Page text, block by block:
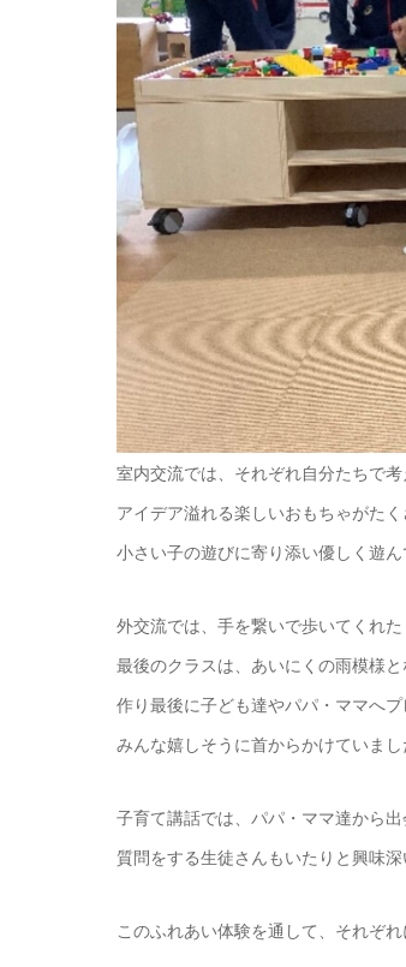
室内交流では、それぞれ自分たちで
アイデア溢れる楽しいおもちゃがたく
小さい子の遊びに寄り添い優しく遊ん
外交流では、手を繋いで歩いてくれ
最後のクラスは、あいにくの雨模様
作り最後に子ども達やパパ・ママへプ
みんな嬉しそうに首からかけていまし
子育て講話では、パパ・ママ達から
質問をする生徒さんもいたりと興味深
このふれあい体験を通して、それぞ